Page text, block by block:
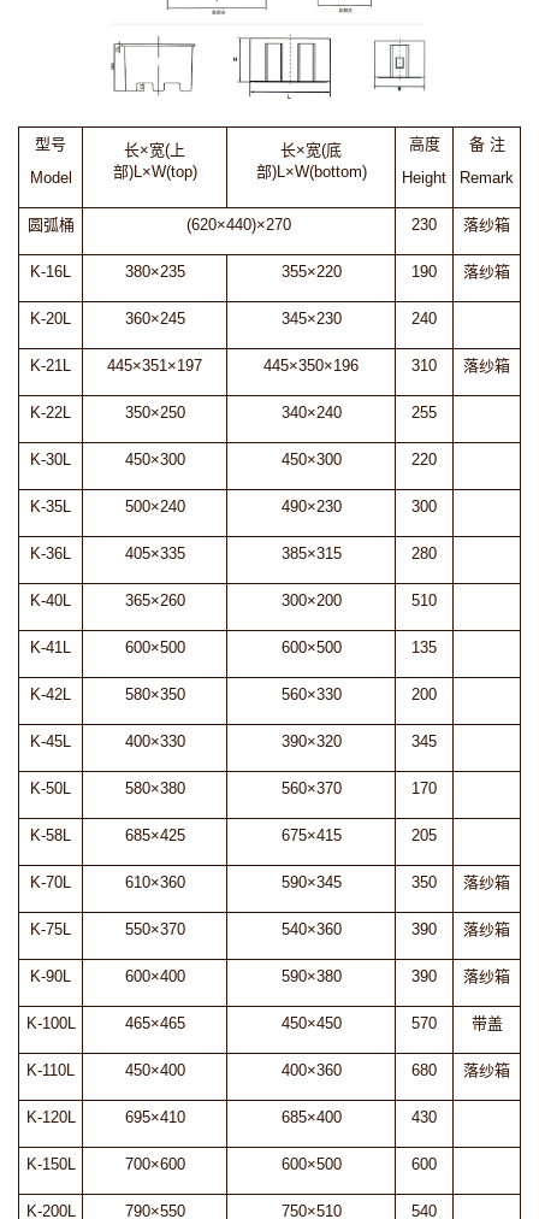
型号
Model
长×宽(上
部)L×W(top)
长×宽(底
部)L×W(bottom)
高度
Height
备 注
Remark
圆弧桶 (620×440)×270 230 落纱箱
K-16L 380×235 355×220 190 落纱箱
K-20L 360×245 345×230 240
K-21L 445×351×197 445×350×196 310 落纱箱
K-22L 350×250 340×240 255
K-30L 450×300 450×300 220
K-35L 500×240 490×230 300
K-36L 405×335 385×315 280
K-40L 365×260 300×200 510
K-41L 600×500 600×500 135
K-42L 580×350 560×330 200
K-45L 400×330 390×320 345
K-50L 580×380 560×370 170
K-58L 685×425 675×415 205
K-70L 610×360 590×345 350 落纱箱
K-75L 550×370 540×360 390 落纱箱
K-90L 600×400 590×380 390 落纱箱
K-100L 465×465 450×450 570 带盖
K-110L 450×400 400×360 680 落纱箱
K-120L 695×410 685×400 430
K-150L 700×600 600×500 600
K-200L 790×550 750×510 540